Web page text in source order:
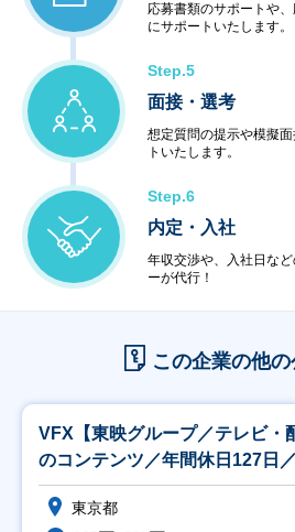
応募書類のサポートや
にサポートいたします。
Step.5
面接・選考
想定質問の提示や模擬
トいたします。
Step.6
内定・入社
年収交渉や、入社日な
ーが代行！
この企業の他
VFX【東映グループ／テレビ・
のコンテンツ／年間休日127日
内】
東京都